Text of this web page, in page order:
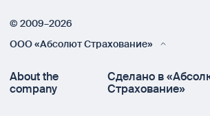
© 2009–2026
ООО «Абсолют Страхование»
About the
company
Сделано в
Страхование»